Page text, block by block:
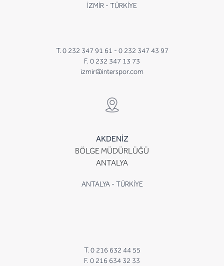
İZMİR - TÜRKİYE
T. 0 232 347 91 61 - 0 232 347 43 97
F. 0 232 347 13 73
izmir@interspor.com
AKDENİZ
BÖLGE MÜDÜRLÜĞÜ
ANTALYA
ANTALYA - TÜRKİYE
T. 0 216 632 44 55
F. 0 216 634 32 33